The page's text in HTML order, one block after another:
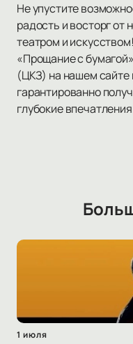
Не упустите
радость и восторг от
театром и
«Прощание с
(ЦКЗ) на нашем сайте
гарантированно
глубокие
1 июля